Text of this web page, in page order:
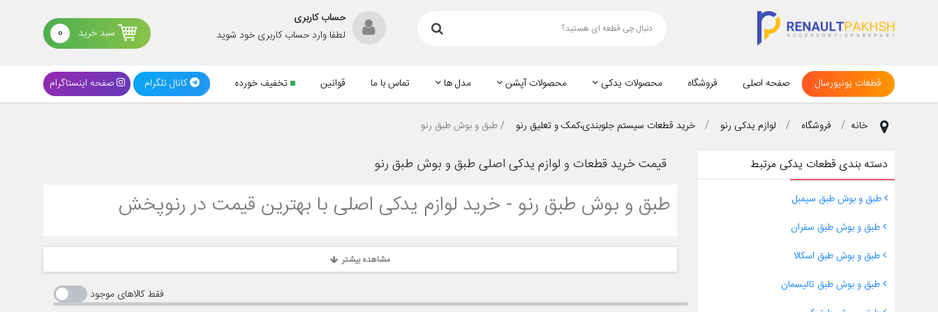
حساب کاربری
لطفا وارد حساب کاربری خود شوید
سبد خرید 0
قطعات یونیورسال صفحه اصلی فروشگاه محصولات یدکی محصولات آپشن مدل ها تماس با ما قوانین تخفیف خورده کانال تلگرام صفحه اینستاگرام
خانه فروشگاه لوازم یدکی رنو خرید قطعات سیستم جلوبندی،کمک و تعلیق رنو طبق و بوش طبق رنو
دسته بندی قطعات یدکی مرتبط
طبق و بوش طبق سیمبل
طبق و بوش طبق سفران
طبق و بوش طبق اسکالا
طبق و بوش طبق تالیسمان
قیمت خرید قطعات و لوازم یدکی اصلی طبق و بوش طبق رنو
طبق و بوش طبق رنو - خرید لوازم یدکی اصلی با بهترین قیمت در رنوپخش
خرید طبق و بوش طبق اصلی رنو با ضمانت اصالت کالا
بهترین مقصد برای خرید قطعات یدکی اورجینال با کیفیت بالا و قیمت مناسب است. ما
مشاهده بیشتر
فقط کالاهای موجود